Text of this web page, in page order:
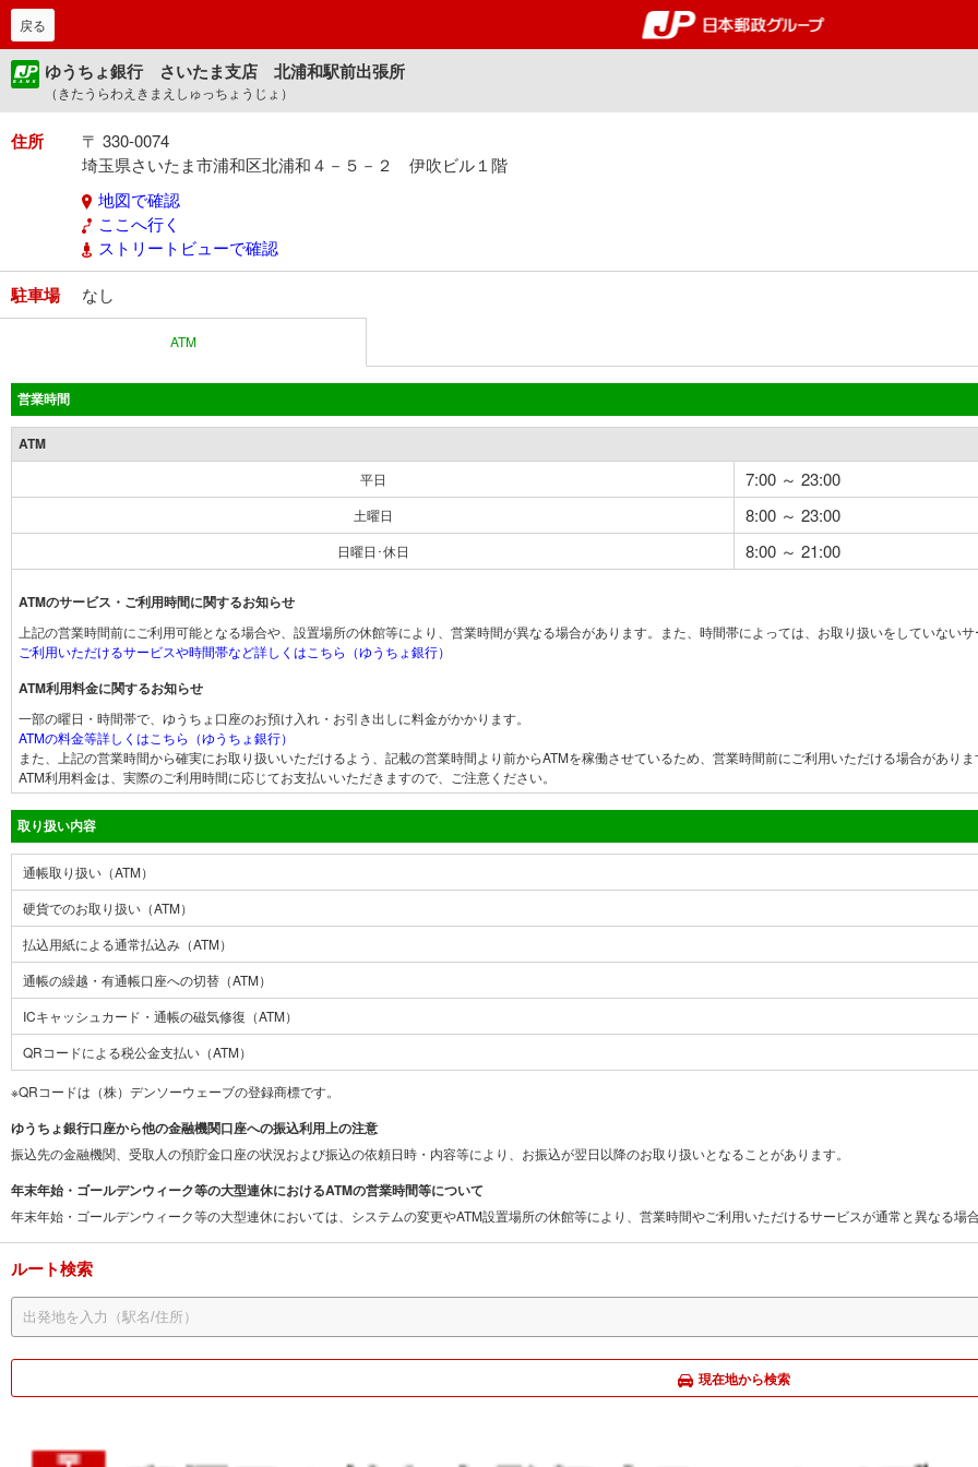
郵便局・日本郵政グループ
戻る
ゆうちょ銀行 さいたま支店 北浦和駅前出張所
（きたうらわえきまえしゅっちょうじょ）
住所
〒 330-0074
埼玉県さいたま市浦和区北浦和４－５－２ 伊吹ビル１階
地図で確認
ここへ行く
ストリートビューで確認
駐車場 なし
ATM
営業時間
ATM
平日 7:00 ～ 23:00
土曜日 8:00 ～ 23:00
日曜日･休日 8:00 ～ 21:00
ATMのサービス・ご利用時間に関するお知らせ
上記の営業時間前にご利用可能となる場合や、設置場所の休館等により、営業時間が異なる場合があります。また、時間帯によっては、お取り扱いをしていないサ
ご利用いただけるサービスや時間帯など詳しくはこちら（ゆうちょ銀行）
ATM利用料金に関するお知らせ
一部の曜日・時間帯で、ゆうちょ口座のお預け入れ・お引き出しに料金がかかります。
ATMの料金等詳しくはこちら（ゆうちょ銀行）
また、上記の営業時間から確実にお取り扱いいただけるよう、記載の営業時間より前からATMを稼働させているため、営業時間前にご利用いただける場合がありま
ATM利用料金は、実際のご利用時間に応じてお支払いいただきますので、ご注意ください。
取り扱い内容
通帳取り扱い（ATM）
硬貨でのお取り扱い（ATM）
払込用紙による通常払込み（ATM）
通帳の繰越・有通帳口座への切替（ATM）
ICキャッシュカード・通帳の磁気修復（ATM）
QRコードによる税公金支払い（ATM）
※QRコードは（株）デンソーウェーブの登録商標です。
ゆうちょ銀行口座から他の金融機関口座への振込利用上の注意
振込先の金融機関、受取人の預貯金口座の状況および振込の依頼日時・内容等により、お振込が翌日以降のお取り扱いとなることがあります。
年末年始・ゴールデンウィーク等の大型連休におけるATMの営業時間等について
年末年始・ゴールデンウィーク等の大型連休においては、システムの変更やATM設置場所の休館等により、営業時間やご利用いただけるサービスが通常と異なる場
ルート検索
現在地から検索